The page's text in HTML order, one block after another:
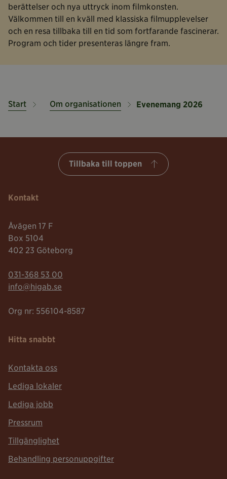
berättelser och nya uttryck inom filmkonsten.
Välkommen till en kväll med klassiska filmupplevelser
och en resa tillbaka till en tid som fortfarande fascinerar.
Program och tider presenteras längre fram.
Start Om organisationen Evenemang 2026
Tillbaka till toppen
Kontakt
Åvägen 17 F
Box 5104
402 23 Göteborg
Telefonnummer:
031-368 53 00
Mailadress:
info@higab.se
Org nr: 556104-8587
Hitta snabbt
Kontakta oss
Lediga lokaler
Lediga jobb
Pressrum
Tillgänglighet
Behandling personuppgifter